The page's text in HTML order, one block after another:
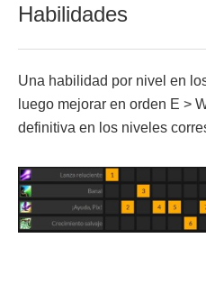
Habilidades
Una habilidad por nivel en
luego mejorar en orden E >
definitiva en los niveles